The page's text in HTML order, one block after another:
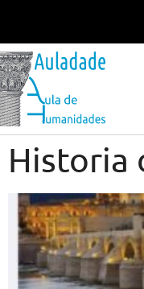
Historia